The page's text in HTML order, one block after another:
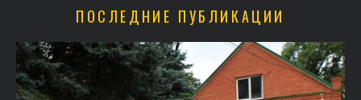
ПОСЛЕДНИЕ ПУБЛИКАЦИИ